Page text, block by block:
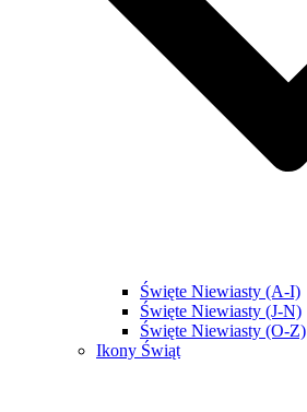
Święte Niewiasty (A-I)
Święte Niewiasty (J-N)
Święte Niewiasty (O-Z)
Ikony Świąt